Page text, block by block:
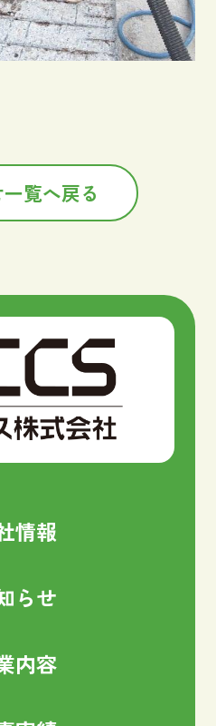
覧へ戻る
情報
らせ
内容